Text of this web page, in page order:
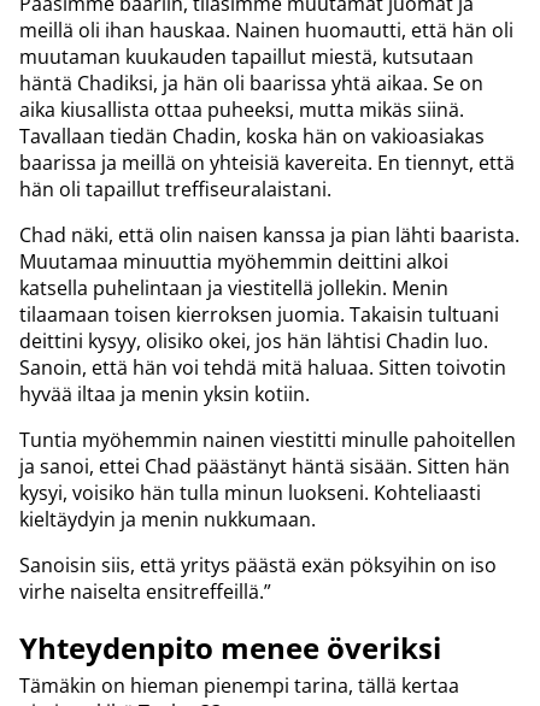
meillä oli ihan hauskaa. Nainen huomautti, että hän oli
muutaman kuukauden tapaillut miestä, kutsutaan
häntä Chadiksi, ja hän oli baarissa yhtä aikaa. Se on
aika kiusallista ottaa puheeksi, mutta mikäs siinä.
Tavallaan tiedän Chadin, koska hän on vakioasiakas
baarissa ja meillä on yhteisiä kavereita. En tiennyt, että
hän oli tapaillut treffiseuralaistani.
Chad näki, että olin naisen kanssa ja pian lähti baarista.
Muutamaa minuuttia myöhemmin deittini alkoi
katsella puhelintaan ja viestitellä jollekin. Menin
tilaamaan toisen kierroksen juomia. Takaisin tultuani
deittini kysyy, olisiko okei, jos hän lähtisi Chadin luo.
Sanoin, että hän voi tehdä mitä haluaa. Sitten toivotin
hyvää iltaa ja menin yksin kotiin.
Tuntia myöhemmin nainen viestitti minulle pahoitellen
ja sanoi, ettei Chad päästänyt häntä sisään. Sitten hän
kysyi, voisiko hän tulla minun luokseni. Kohteliaasti
kieltäydyin ja menin nukkumaan.
Sanoisin siis, että yritys päästä exän pöksyihin on iso
virhe naiselta ensitreffeillä.”
Yhteydenpito menee överiksi
Tämäkin on hieman pienempi tarina, tällä kertaa